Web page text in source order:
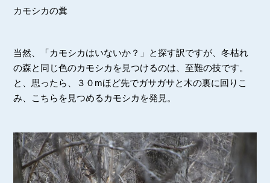
カモシカの糞
当然、「カモシカはいないか？」と探す訳ですが、冬枯れ
の森と同じ色のカモシカを見つけるのは、至難の技です。
と、思ったら、３０mほど先でガサガサと木の裏に回りこ
み、こちらを見つめるカモシカを発見。